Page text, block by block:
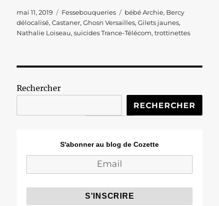
Publié
le
mai 11, 2019 Catégories
Fessebouqueries Étiquettes
bébé Archie, Bercy
délocalisé,Castaner,Ghosn Versailles,Gilets jaunes,
Nathalie Loiseau,suicides Trance-Télécom,trottinettes
Rechercher
RECHERCHER
S'abonner au blog de Cozette